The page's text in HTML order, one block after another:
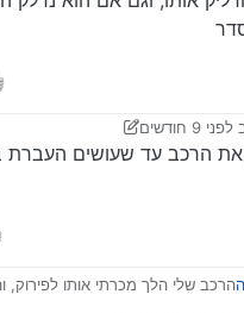
לפני 9 חודשים
לאחרונה על ידי יוני
את הרכב עד שעושים
הרכב שלי הלך מכרתי אותו